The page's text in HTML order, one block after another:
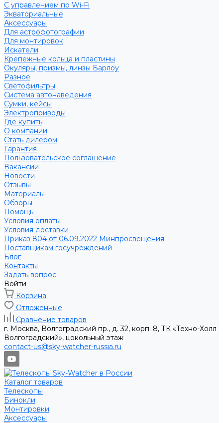
С управлением по Wi-Fi
Экваториальные
Аксессуары
Для астрофотографии
Для монтировок
Искатели
Крепежные кольца и пластины
Окуляры, призмы, линзы Барлоу
Разное
Светофильтры
Система автонаведения
Сумки, кейсы
Электроприводы
Где купить
О компании
Стать дилером
Гарантия
Пользовательское соглашение
Вакансии
Новости
Отзывы
Материалы
Обзоры
Помощь
Условия оплаты
Условия доставки
Приказ 804 от 06.09.2022 Минпросвещения
Поставщикам госучреждений
Блог
Контакты
Задать вопрос
Войти
Корзина
Отложенные
Сравнение товаров
г. Москва, Волгоградский пр., д. 32, корп. 8, ТК «Техно-Холл
Волгоградский», цокольный этаж
contact-us@sky-watcher-russia.ru
Каталог товаров
Телескопы
Бинокли
Монтировки
Аксессуары